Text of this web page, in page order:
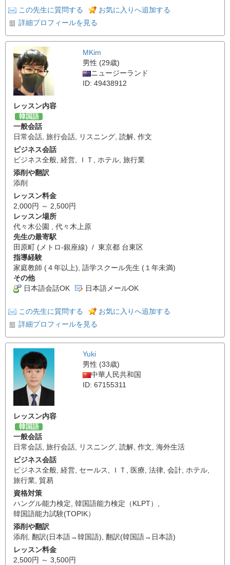
この先生に質問する
お気に入りへ追加する
詳細プロフィールを見る
MKim
男性 (29歳)
ニュージーランド
ID: 49438912
レッスン内容
韓国語
一般会話
日常会話 旅行会話 リスニング 読解 作文
ビジネス会話
ビジネス全般 経営 ＩＴ ホテル 旅行業
添削や翻訳
添削
レッスン料金
2,000円 ～ 2,500円
レッスン場所
代々木公園 , 代々木上原
先生の最寄駅
田原町 (メトロ-銀座線) / 東京都 台東区
指導経験
家庭教師 (４年以上), 語学スクール先生 (１年未満)
その他
日本語会話OK
日本語メールOK
この先生に質問する
お気に入りへ追加する
詳細プロフィールを見る
Yuki
男性 (33歳)
中華人民共和国
ID: 67155311
レッスン内容
韓国語
一般会話
日常会話 旅行会話 リスニング 読解 作文 海外生活
ビジネス会話
ビジネス全般 経営 セールス ＩＴ 医療 法律 会計 ホテル
旅行業 貿易
資格対策
ハングル能力検定 韓国語能力検定（KLPT）
韓国語能力試験(TOPIK）
添削や翻訳
添削
翻訳(日本語→韓国語) 翻訳(韓国語→日本語)
レッスン料金
2,500円 ～ 3,500円